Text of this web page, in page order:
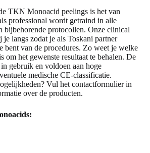
TKN Monoacid peelings is het van
professional wordt getraind in alle
bijbehorende protocollen. Onze clinical
langs zodat je als Toskani partner
bent van de procedures. Zo weet je welke
om het gewenste resultaat te behalen. De
gebruik en voldoen aan hoge
medische CE-classificatie.
Vul het contactformulierin
over de producten.